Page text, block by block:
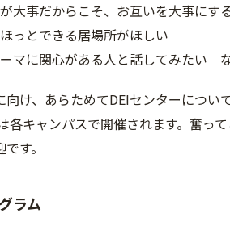
大事だからこそ、お互いを大事にす
っとできる居場所がほしい
マに関心がある人と話してみたい
向け、あらためてDEIセンターについ
各キャンパスで開催されます。奮っ
す。
ラム